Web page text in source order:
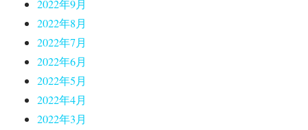
2022年9月
2022年8月
2022年7月
2022年6月
2022年5月
2022年4月
2022年3月